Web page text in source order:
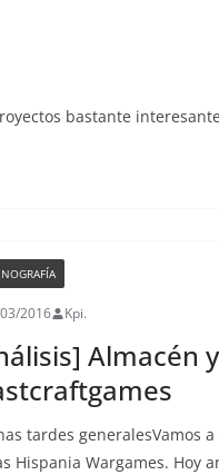
bastante
2016 Kpi.
Almacén
tardes generalesVamos
Hispania Wargames. Hoy